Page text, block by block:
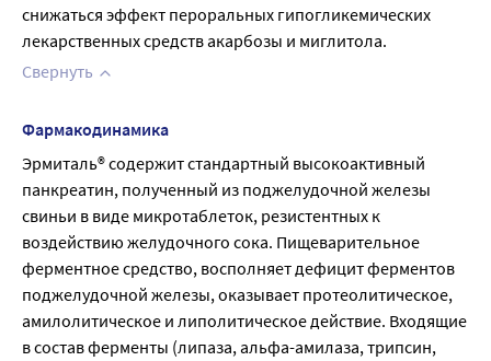
снижаться эффект пероральных гипогликемических
лекарственных средств акарбозы и миглитола.
Свернуть
Фармакодинамика
Эрмиталь® содержит стандартный высокоактивный
панкреатин, полученный из поджелудочной железы
свиньи в виде микротаблеток, резистентных к
воздействию желудочного сока. Пищеварительное
ферментное средство, восполняет дефицит ферментов
поджелудочной железы, оказывает протеолитическое,
амилолитическое и липолитическое действие. Входящие
в состав ферменты (липаза, альфа-амилаза, трипсин,